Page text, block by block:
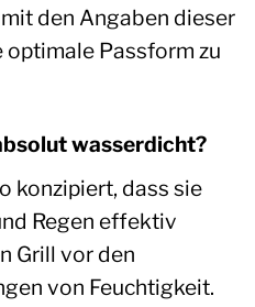
den Angaben dieser
optimale Passform zu
wasserdicht?
konzipiert, dass sie
Regen effektiv
Grill vor den
von Feuchtigkeit.